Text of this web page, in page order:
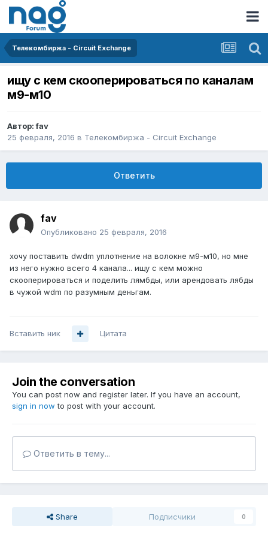
Телекомбиржа - Circuit Exchange
ищу с кем скооперироваться по каналам
м9-м10
Автор:fav
25 февраля, 2016 в Телекомбиржа - Circuit Exchange
Ответить
fav
Опубликовано 25 февраля, 2016
хочу поставить dwdm уплотнение на волокне м9-м10, но мне
из него нужно всего 4 канала... ищу с кем можно
скооперироваться и поделить лямбды, или арендовать лябды
в чужой wdm по разумным деньгам.
Вставить ник Цитата
Join the conversation
You can post now and register later. If you have an account,
sign in now to post with your account.
Ответить в тему...
Share Подписчики 0